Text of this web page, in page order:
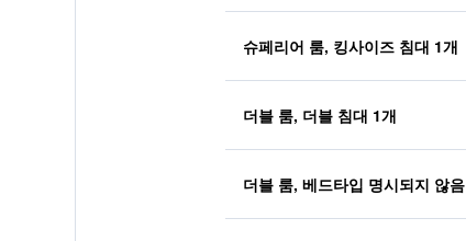
슈페리어 룸, 킹사이즈 침대 1개
더블 룸, 더블 침대 1개
더블 룸, 베드타입 명시되지 않음